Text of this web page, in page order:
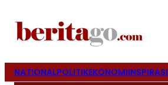
NATIONALPOLITIKEKONOMIINSPIRASI